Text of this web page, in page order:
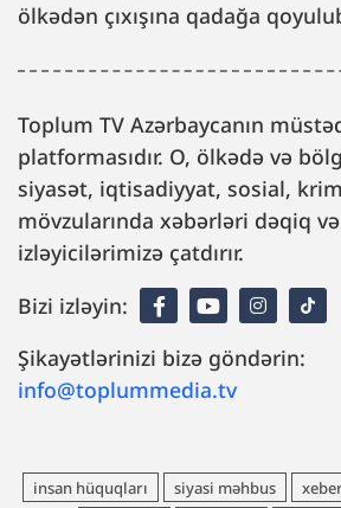
ölkədən çıxışına qadağa
Toplum TV Azərbaycanın
platformasıdır. O, ölkədə və
siyasət, iqtisadiyyat, sosial,
mövzularında xəbərləri dəqiq
izləyicilərimizə çatdırır.
Bizi izləyin:
Şikayətlərinizi bizə göndərin:
info@toplummedia.tv
insan hüquqları siyasi məhbus